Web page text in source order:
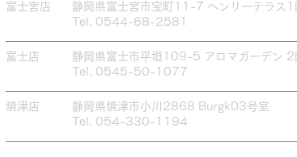
富士宮店
静岡県富士宮市宝町11-7 ヘンリーテラス1
Tel. 0544-68-2581
富士店
静岡県富士市平垣109-5 アロマガーデン 2
Tel. 0545-50-1077
焼津店
​静岡県焼津市小川2868 Burgk03号室
Tel. 054-330-1194